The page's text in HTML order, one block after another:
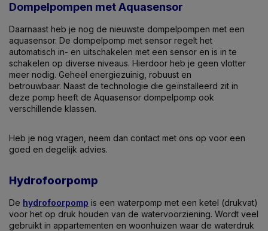
Dompelpompen met Aquasensor
Daarnaast heb je nog de nieuwste dompelpompen met een
aquasensor. De dompelpomp met sensor regelt het
automatisch in- en uitschakelen met een sensor en is in te
schakelen op diverse niveaus. Hierdoor heb je geen vlotter
meer nodig. Geheel energiezuinig, robuust en
betrouwbaar. Naast de technologie die geïnstalleerd zit in
deze pomp heeft de Aquasensor dompelpomp ook
verschillende klassen.
Heb je nog vragen, neem dan contact met ons op voor een
goed en degelijk advies.
Hydrofoorpomp
De hydrofoorpomp is een waterpomp met een ketel (drukvat)
voor het op druk houden van de watervoorziening. Wordt veel
gebruikt in appartementen en woonhuizen waar de waterdruk